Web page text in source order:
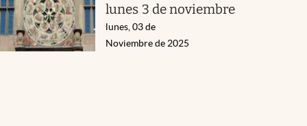
lunes 3 de noviembre
lunes, 03 de
Noviembre de 2025